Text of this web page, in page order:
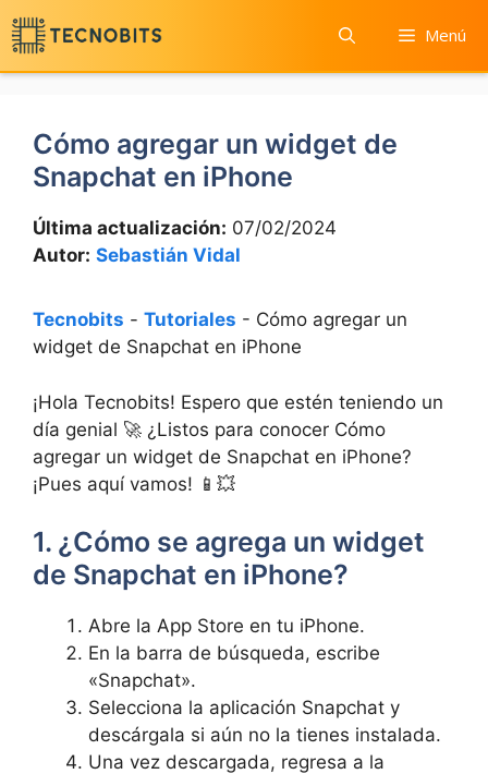
Saltar
al
contenido
Menú
Cómo agregar un widget de
Snapchat en iPhone
Última actualización: 07/02/2024
Autor: Sebastián Vidal
Tecnobits - Tutoriales - Cómo agregar un
widget de Snapchat en iPhone
¡Hola Tecnobits! Espero‌ que ⁢estén⁤ teniendo un
día genial 🚀 ¿Listos para conocer Cómo
agregar un widget de Snapchat en iPhone?
¡Pues aquí vamos! 📱💥⁣
1. ¿Cómo se agrega ⁣un⁢ widget
de Snapchat‍ en ⁢iPhone?
Abre ⁣la App⁤ Store en tu iPhone.
En⁤ la‌ barra de⁣ búsqueda, escribe‌
«Snapchat».
Selecciona la aplicación Snapchat ‌y
descárgala si aún no⁢ la tienes instalada.
Una vez descargada, regresa a la